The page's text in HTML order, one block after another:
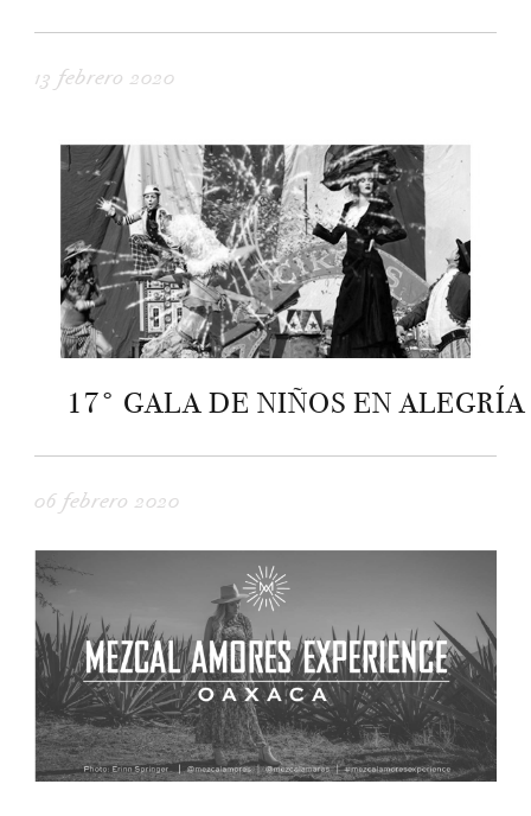
13 febrero 2020
17° GALA DE NIÑOS EN ALEGRÍA
06 febrero 2020